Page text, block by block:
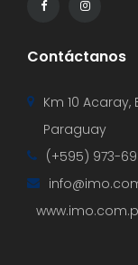
Contáctanos
Km 10
Paraguay
(+595) 973-